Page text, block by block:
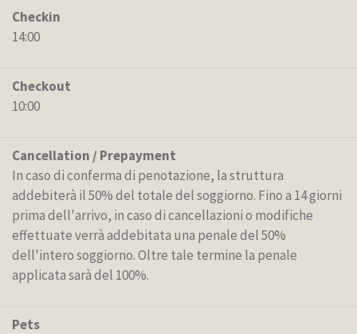
Checkin
14:00
Checkout
10:00
Cancellation / Prepayment
In caso di conferma di penotazione, la struttura
addebiterà il 50% del totale del soggiorno. Fino a 14 giorni
prima dell'arrivo, in caso di cancellazioni o modifiche
effettuate verrà addebitata una penale del 50%
dell'intero soggiorno. Oltre tale termine la penale
applicata sarà del 100%.
Pets